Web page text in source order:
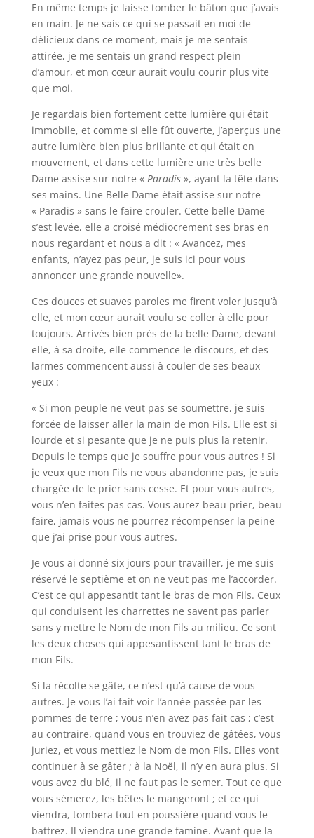
En même temps je laisse tomber le bâton que j’avais
en main. Je ne sais ce qui se passait en moi de
délicieux dans ce moment, mais je me sentais
attirée, je me sentais un grand respect plein
d’amour, et mon cœur aurait voulu courir plus vite
que moi.
Je regardais bien fortement cette lumière qui était
immobile, et comme si elle fût ouverte, j’aperçus une
autre lumière bien plus brillante et qui était en
mouvement, et dans cette lumière une très belle
Dame assise sur notre « Paradis », ayant la tête dans
ses mains. Une Belle Dame était assise sur notre
« Paradis » sans le faire crouler. Cette belle Dame
s’est levée, elle a croisé médiocrement ses bras en
nous regardant et nous a dit : « Avancez, mes
enfants, n’ayez pas peur, je suis ici pour vous
annoncer une grande nouvelle».
Ces douces et suaves paroles me firent voler jusqu’à
elle, et mon cœur aurait voulu se coller à elle pour
toujours. Arrivés bien près de la belle Dame, devant
elle, à sa droite, elle commence le discours, et des
larmes commencent aussi à couler de ses beaux
yeux :
« Si mon peuple ne veut pas se soumettre, je suis
forcée de laisser aller la main de mon Fils. Elle est si
lourde et si pesante que je ne puis plus la retenir.
Depuis le temps que je souffre pour vous autres ! Si
je veux que mon Fils ne vous abandonne pas, je suis
chargée de le prier sans cesse. Et pour vous autres,
vous n’en faites pas cas. Vous aurez beau prier, beau
faire, jamais vous ne pourrez récompenser la peine
que j’ai prise pour vous autres.
Je vous ai donné six jours pour travailler, je me suis
réservé le septième et on ne veut pas me l’accorder.
C’est ce qui appesantit tant le bras de mon Fils. Ceux
qui conduisent les charrettes ne savent pas parler
sans y mettre le Nom de mon Fils au milieu. Ce sont
les deux choses qui appesantissent tant le bras de
mon Fils.
Si la récolte se gâte, ce n’est qu’à cause de vous
autres. Je vous l’ai fait voir l’année passée par les
pommes de terre ; vous n’en avez pas fait cas ; c’est
au contraire, quand vous en trouviez de gâtées, vous
juriez, et vous mettiez le Nom de mon Fils. Elles vont
continuer à se gâter ; à la Noël, il n’y en aura plus. Si
vous avez du blé, il ne faut pas le semer. Tout ce que
vous sèmerez, les bêtes le mangeront ; et ce qui
viendra, tombera tout en poussière quand vous le
battrez. Il viendra une grande famine. Avant que la